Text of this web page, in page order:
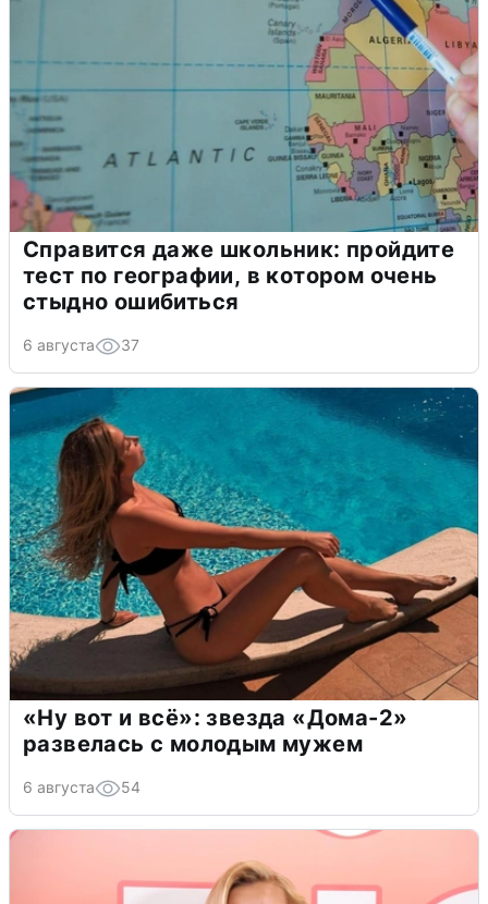
Справится даже школьник: пройдите
тест по географии, в котором очень
стыдно ошибиться
6 августа 37
«Ну вот и всё»: звезда «Дома-2»
развелась с молодым мужем
6 августа 54